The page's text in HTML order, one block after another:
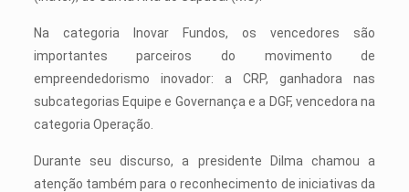
Na categoria Inovar Fundos, os vencedores são
importantes parceiros do movimento de
empreendedorismo inovador: a CRP, ganhadora nas
subcategorias Equipe e Governança e a DGF, vencedora na
categoria Operação.
Durante seu discurso, a presidente Dilma chamou a
atenção também para o reconhecimento de iniciativas da